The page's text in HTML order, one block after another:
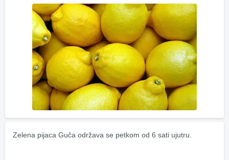
Zelena pijaca Guča održava se petkom od 6 sati ujutru.